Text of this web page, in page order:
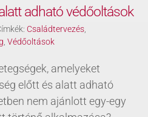
adható védőoltások
Családtervezés,
, Védőoltások
amelyeket
előtt és alatt adható
nem ajánlott egy-egy